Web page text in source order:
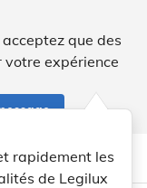
que des
votre expérience
Aiderapidement les
de Legilux
light_mode dark_mode